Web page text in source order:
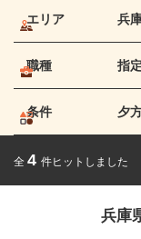
エリア 兵
職種 指
条件 夕
全 4 件ヒットしました
兵庫